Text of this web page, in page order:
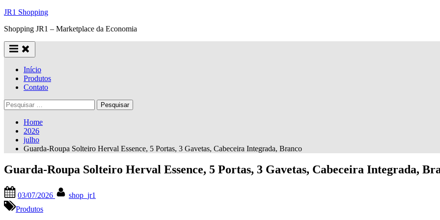
Skip
content
JR1 Shopping
Shopping JR1 – Marketplace da Economia
Início
Produtos
Contato
Pesquisar
por:
Home
2026
julho
Guarda-Roupa Solteiro Herval Essence, 5 Portas, 3 Gavetas, Cabeceira Integrada, Branco
Guarda-Roupa Solteiro Herval Essence, 5 Portas, 3 Gavetas, Cabeceira Integrada,
on
03/07/2026
shop_jr1
Produtos